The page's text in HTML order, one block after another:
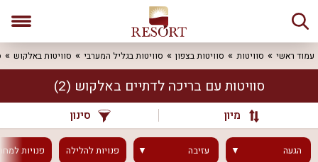
עמוד ראשי סוויטות סוויטות בצפון סוויטות בגליל המערבי סוויטות באלקוש
סוויטות עם בריכה לדתיים באלקוש (2)
מיון סינון
הגעה עזיבה פנויותלהלילה פנויות